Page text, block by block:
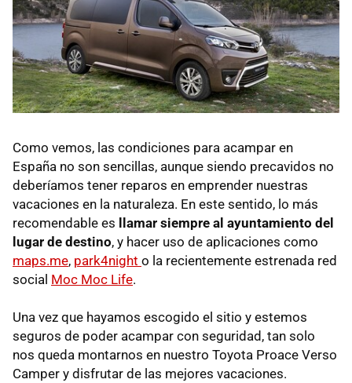
Como vemos, las condiciones para acampar en
España no son sencillas, aunque siendo precavidos no
deberíamos tener reparos en emprender nuestras
vacaciones en la naturaleza. En este sentido, lo más
recomendable es
llamar siempre al ayuntamiento del
lugar de destino, y hacer uso de aplicaciones como
maps.me, park4night o la recientemente estrenada red
social Moc Moc Life.
Una vez que hayamos escogido el sitio y estemos
seguros de poder acampar con seguridad, tan solo
nos queda montarnos en nuestro Toyota Proace Verso
Camper y disfrutar de las mejores vacaciones.